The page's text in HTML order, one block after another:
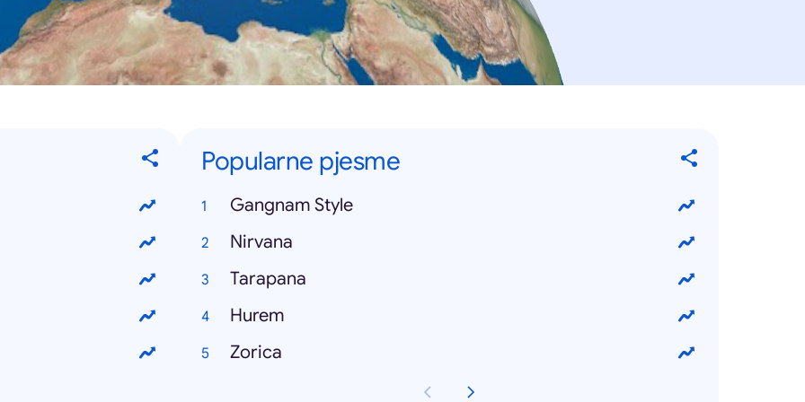
Popularne pjesme
Gangnam Style
Nirvana
Tarapana
Hurem
Zorica